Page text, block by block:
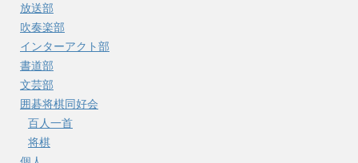
放送部
吹奏楽部
インターアクト部
書道部
文芸部
囲碁将棋同好会
百人一首
将棋